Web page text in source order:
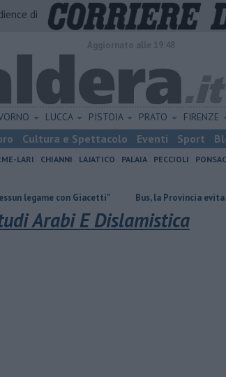
di
LUCCA PISTOIA PRATO FIRENZE
Cultura e Spettacolo Eventi Sport
LARI CHIANNI LAJATICO PALAIA PECCIOLI
con Giacetti" Bus, la Provincia evita lo stop
Arabi E Dislamistica